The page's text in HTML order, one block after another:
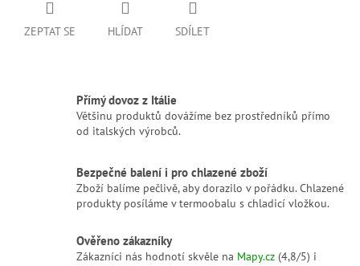
ZEPTAT SE HLÍDAT SDÍLET
Přímý dovoz z Itálie
Většinu produktů dovážíme bez prostředníků přímo
od italských výrobců.
Bezpečné balení i pro chlazené zboží
Zboží balíme pečlivě, aby dorazilo v pořádku. Chlazené
produkty posíláme v termoobalu s chladicí vložkou.
Ověřeno zákazníky
Zákazníci nás hodnotí skvěle na Mapy.cz (4,8/5) i